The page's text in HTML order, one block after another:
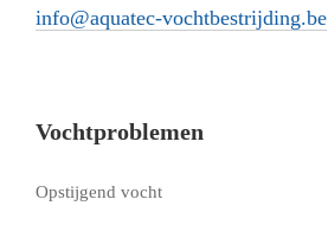
info@aquatec-vochtbestrijding.be
Vochtproblemen
Opstijgend vocht